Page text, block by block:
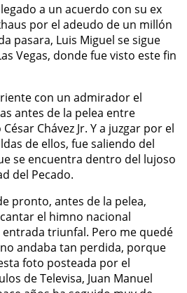
a un acuerdo con su ex
por el adeudo de un millón
pasara, Luis Miguel se sigue
Vegas, donde fue visto este fin
con un admirador el
antes de la pelea entre
Chávez Jr. Y a juzgar por el
de ellos, fue saliendo del
se encuentra dentro del lujoso
del Pecado.
pronto, antes de la pelea,
el himno nacional
triunfal. Pero me quedé
andaba tan perdida, porque
foto posteada por el
de Televisa, Juan Manuel